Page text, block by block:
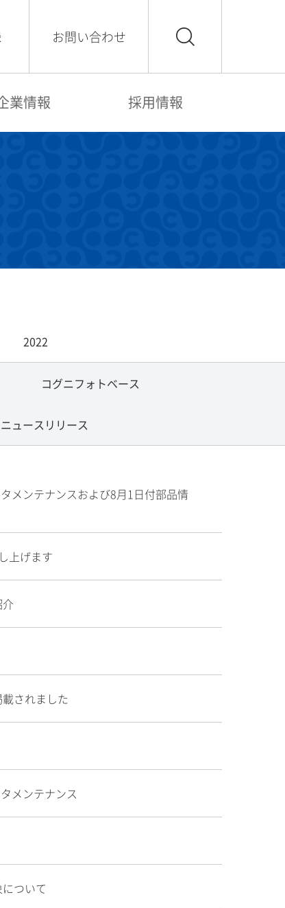
お問い合わせ
業情報 採用情報
2022
コグニフォトベース
ニュースリリース
メンテナンスおよび8月1日付部品情
上げます
されました
メンテナンス
ついて